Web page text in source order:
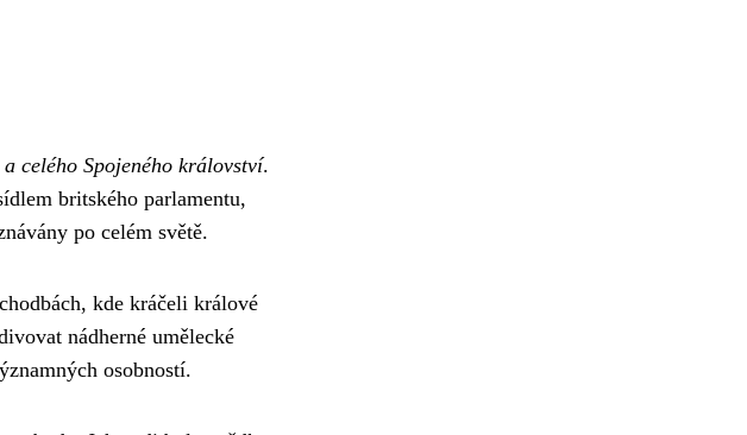
celého Spojeného království.
britského parlamentu,
po celém světě.
kde kráčeli králové
nádherné umělecké
osobností.